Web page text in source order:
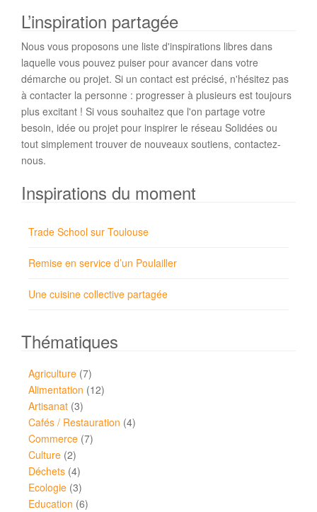
L’inspiration partagée
Nous vous proposons une liste d'inspirations libres dans
laquelle vous pouvez puiser pour avancer dans votre
démarche ou projet. Si un contact est précisé, n'hésitez pas
à contacter la personne : progresser à plusieurs est toujours
plus excitant ! Si vous souhaitez que l'on partage votre
besoin, idée ou projet pour inspirer le réseau Solidées ou
tout simplement trouver de nouveaux soutiens, contactez-
nous.
Inspirations du moment
Trade School sur Toulouse
Remise en service d’un Poulailler
Une cuisine collective partagée
Thématiques
Agriculture (7)
Alimentation (12)
Artisanat (3)
Cafés / Restauration (4)
Commerce (7)
Culture (2)
Déchets (4)
Ecologie (3)
Education (6)